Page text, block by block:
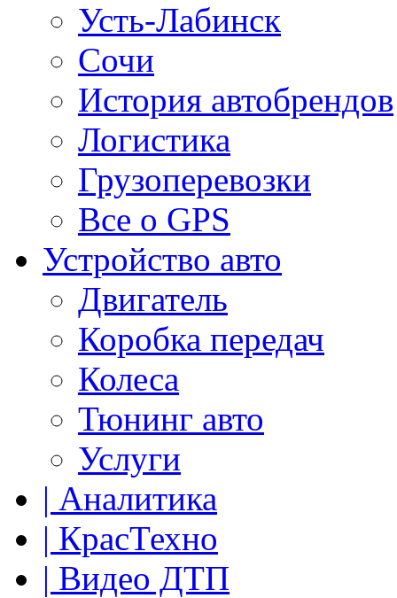
Усть-Лабинск
Сочи
История автобрендов
Логистика
Грузоперевозки
Все о GPS
Устройство авто
Двигатель
Коробка передач
Колеса
Тюнинг авто
Услуги
| Аналитика
| КрасТехно
| Видео ДТП